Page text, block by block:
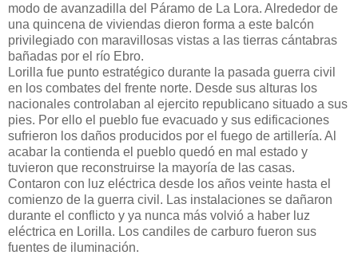
modo de avanzadilla del Páramo de La Lora. Alrededor de
una quincena de viviendas dieron forma a este balcón
privilegiado con maravillosas vistas a las tierras cántabras
bañadas por el río Ebro.
Lorilla fue punto estratégico durante la pasada guerra civil
en los combates del frente norte. Desde sus alturas los
nacionales controlaban al ejercito republicano situado a sus
pies. Por ello el pueblo fue evacuado y sus edificaciones
sufrieron los daños producidos por el fuego de artillería. Al
acabar la contienda el pueblo quedó en mal estado y
tuvieron que reconstruirse la mayoría de las casas.
Contaron con luz eléctrica desde los años veinte hasta el
comienzo de la guerra civil. Las instalaciones se dañaron
durante el conflicto y ya nunca más volvió a haber luz
eléctrica en Lorilla. Los candiles de carburo fueron sus
fuentes de iluminación.